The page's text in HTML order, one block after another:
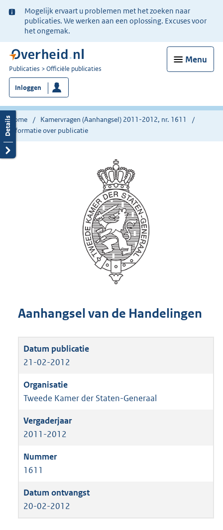
Ter
informatie:
Mogelijk ervaart u problemen met het zoeken naar
publicaties. We werken aan een oplossing. Excuses voor
het ongemak.
Menu
U
bent
nu
hier:
Publicaties Officiële publicaties
Inloggen
Home
Kamervragen (Aanhangsel) 2011-2012, nr. 1611
Informatie over publicatie
Aanhangsel van de Handelingen
21-02-2012
Tweede Kamer der Staten-Generaal
2011-2012
1611
20-02-2012